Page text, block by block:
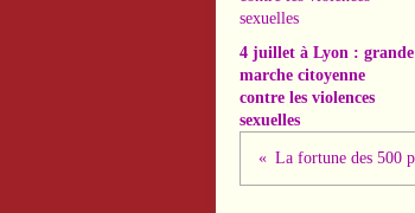
4 juillet à Lyon : grande
marche citoyenne
contre les violences
sexuelles